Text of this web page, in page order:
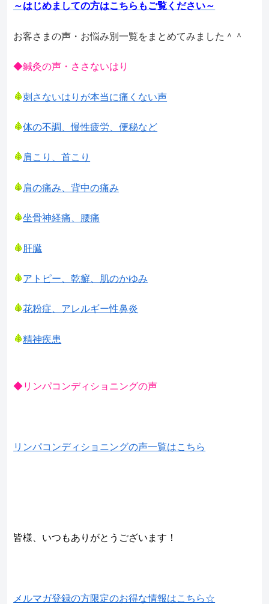
～はじめましての方はこちらもご覧ください～
お客さまの声・お悩み別一覧をまとめてみました＾＾
◆鍼灸の声・ささないはり
刺さないはりが本当に痛くない声
体の不調、慢性疲労、便秘など
肩こり、首こり
肩の痛み、背中の痛み
坐骨神経痛、腰痛
肝臓
アトピー、乾癬、肌のかゆみ
花粉症、アレルギー性鼻炎
精神疾患
◆リンパコンディショニングの声
リンパコンディショニングの声一覧はこちら
皆様、いつもありがとうございます！
メルマガ登録の方限定のお得な情報はこちら☆